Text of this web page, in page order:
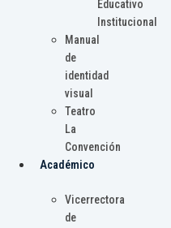
Educativo
Institucional
Manual
de
identidad
visual
Teatro
La
Convención
Académico
Vicerrectora
de